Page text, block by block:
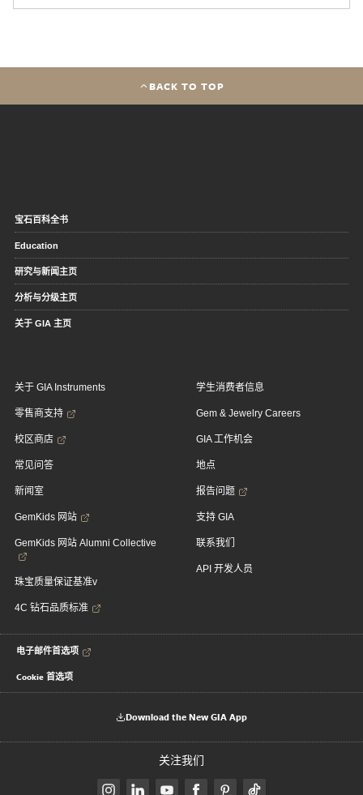
BACK TO TOP
宝石百科全书
Education
研究与新闻主页
分析与分级主页
关于 GIA 主页
关于 GIA Instruments
零售商支持
校区商店
常见问答
新闻室
GemKids 网站
GemKids 网站 Alumni Collective
珠宝质量保证基准v
4C 钻石品质标准
学生消费者信息
Gem & Jewelry Careers
GIA 工作机会
地点
报告问题
支持 GIA
联系我们
API 开发人员
电子邮件首选项
Cookie 首选项
Download the New GIA App
关注我们